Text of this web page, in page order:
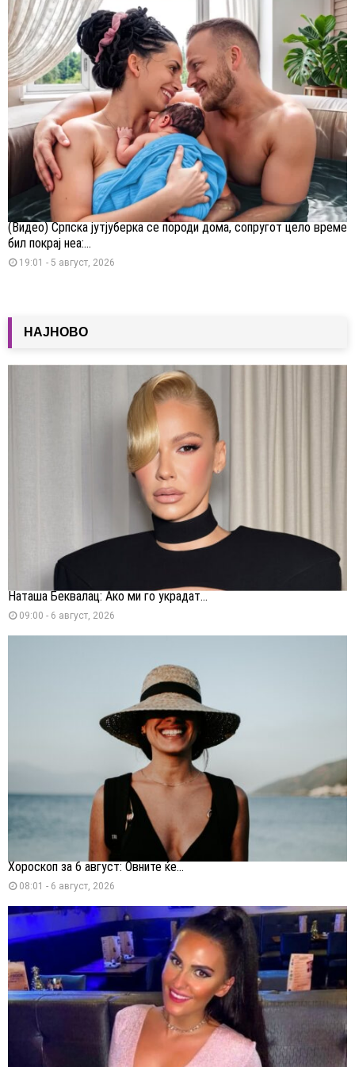
(Видео) Српска јутјуберка се породи дома, сопругот цело време
бил покрај неа:...
19:01 - 5 август, 2026
НАЈНОВО
Наташа Беквалац: Ако ми го украдат...
09:00 - 6 август, 2026
Хороскоп за 6 август: Овните ќе...
08:01 - 6 август, 2026